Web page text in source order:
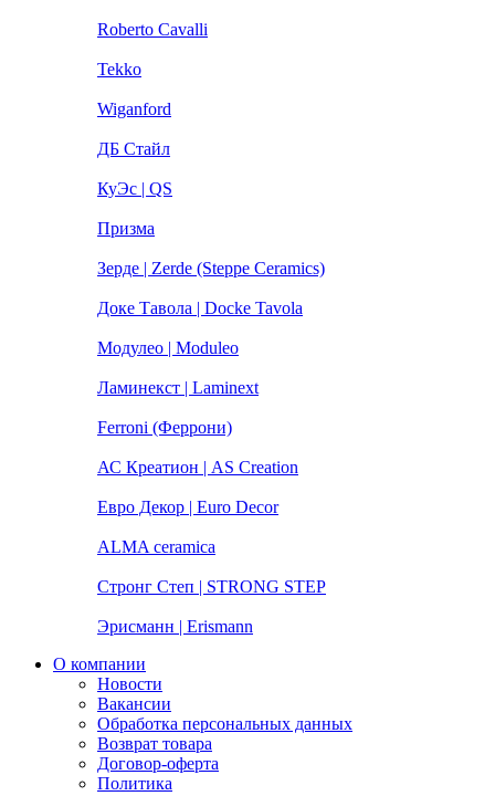
Roberto Cavalli
Tekko
Wiganford
ДБ Стайл
КуЭс | QS
Призма
Зерде | Zerde (Steppe Ceramics)
Доке Тавола | Docke Tavola
Модулео | Moduleo
Ламинекст | Laminext
Ferroni (Феррони)
АС Креатион | AS Creation
Евро Декор | Euro Decor
ALMA ceramica
Стронг Степ | STRONG STEP
Эрисманн | Erismann
О компании
Новости
Вакансии
Обработка персональных данных
Возврат товара
Договор-оферта
Политика